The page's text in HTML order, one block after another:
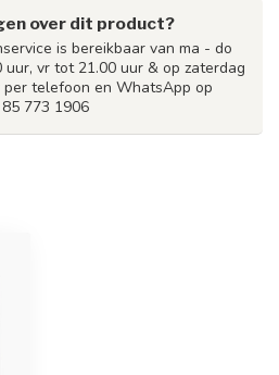
over dit product?
is bereikbaar van ma - do
uur, vr tot 21.00 uur & op zaterdag
telefoon en WhatsApp op
773 1906